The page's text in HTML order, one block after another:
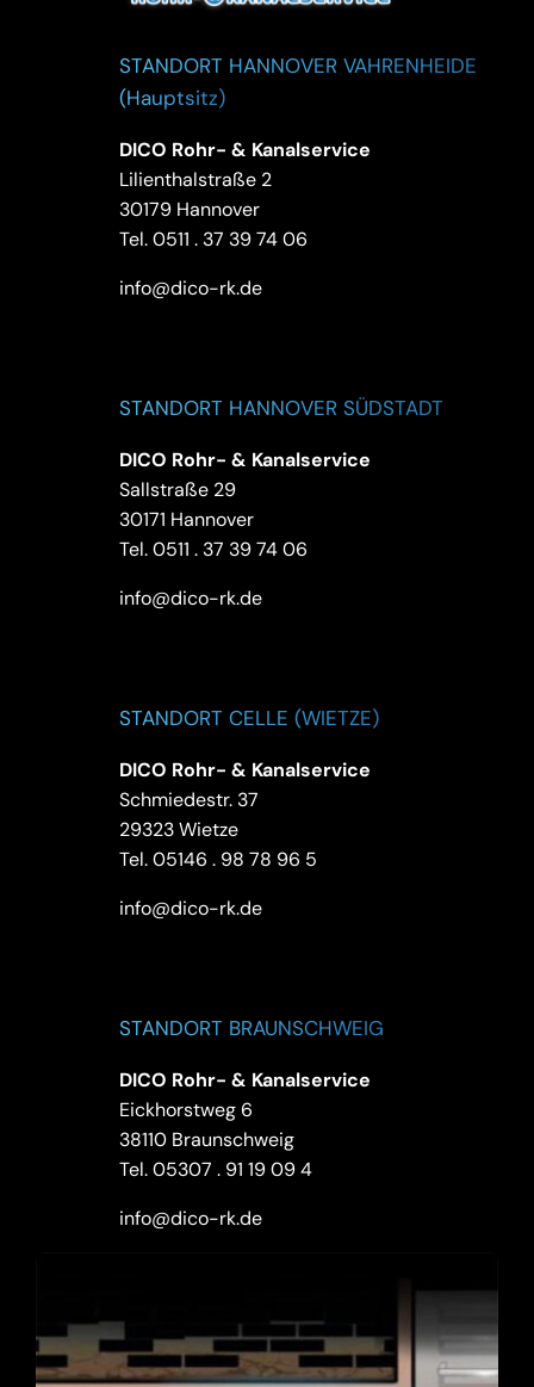
STANDORT HANNOVER VAHRENHEIDE
(Hauptsitz)
DICO Rohr- & Kanalservice
Lilienthalstraße 2
30179 Hannover
Tel.0511 . 37 39 74 06
info@dico-rk.de
STANDORT HANNOVER SÜDSTADT
DICO Rohr- & Kanalservice
Sallstraße 29
30171 Hannover
Tel.0511 . 37 39 74 06
info@dico-rk.de
STANDORT CELLE (WIETZE)
DICO Rohr- & Kanalservice
Schmiedestr. 37
29323 Wietze
Tel.05146 . 98 78 96 5
info@dico-rk.de
STANDORT BRAUNSCHWEIG
DICO Rohr- & Kanalservice
Eickhorstweg 6
38110 Braunschweig
Tel.05307 . 91 19 09 4
info@dico-rk.de